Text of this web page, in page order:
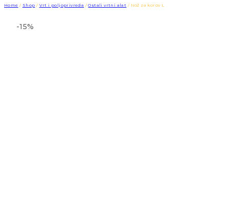
Home / Shop / Vrt i poljoprivreda / Ostali vrtni alat / Nož za korov L
-15%